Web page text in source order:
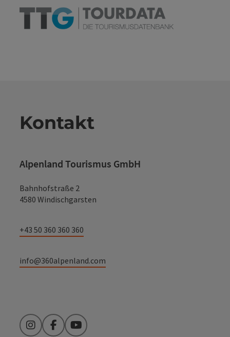
Kontakt
Alpenland Tourismus GmbH
Bahnhofstraße 2
4580 Windischgarsten
+43 50 360 360 360
info@360alpenland.com
InstagramFacebookYouTube